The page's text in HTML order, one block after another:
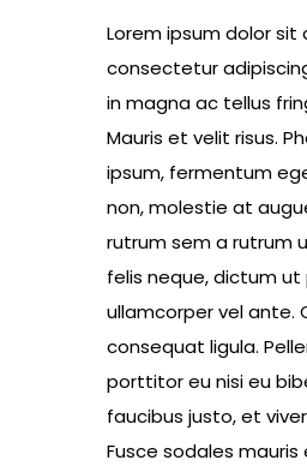
Lorem ipsum dolor sit
consectetur
in magna ac tellus
Mauris et velit risus.
ipsum, fermentum
non, molestie at
rutrum sem a rutrum
felis neque, dictum
ullamcorper vel ante.
consequat ligula.
porttitor eu nisi eu
faucibus justo, et
Fusce sodales mauris